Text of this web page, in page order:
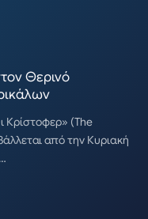
Θερινό
(The
από την Κυριακή